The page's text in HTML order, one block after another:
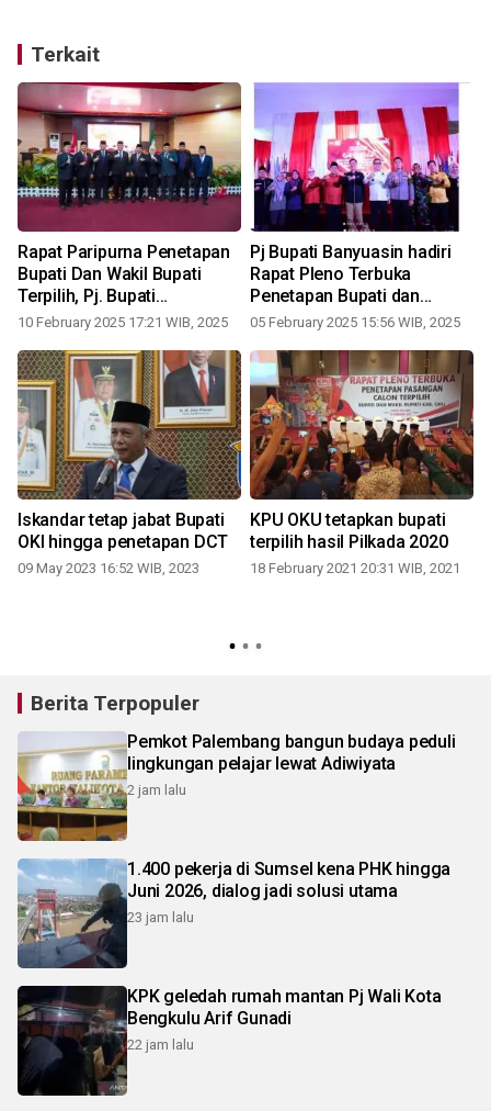
Terkait
Rapat Paripurna Penetapan
Bupati Dan Wakil Bupati
Terpilih, Pj. Bupati
Banyuasin: Selamat
10 February 2025 17:21 WIB, 2025
Pj Bupati Banyuasin hadiri
Rapat Pleno Terbuka
Penetapan Bupati dan
Wabup Terpilih
05 February 2025 15:56 WIB, 2025
Iskandar tetap jabat Bupati
OKI hingga penetapan DCT
09 May 2023 16:52 WIB, 2023
KPU OKU tetapkan bupati
terpilih hasil Pilkada 2020
18 February 2021 20:31 WIB, 2021
Berita Terpopuler
Pemkot Palembang bangun budaya peduli
lingkungan pelajar lewat Adiwiyata
2 jam lalu
1.400 pekerja di Sumsel kena PHK hingga
Juni 2026, dialog jadi solusi utama
23 jam lalu
KPK geledah rumah mantan Pj Wali Kota
Bengkulu Arif Gunadi
22 jam lalu